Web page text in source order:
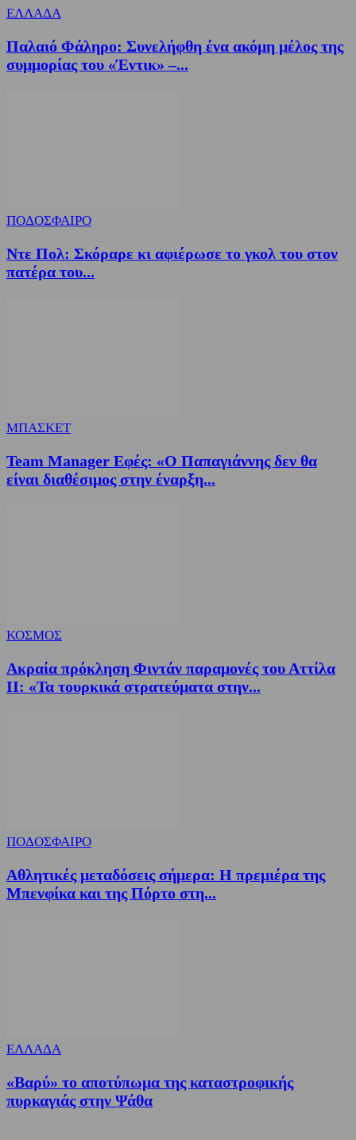
ΕΛΛΑΔΑ
Παλαιό Φάληρο: Συνελήφθη ένα ακόμη μέλος της
συμμορίας του «Έντικ» –...
ΠΟΔΟΣΦΑΙΡΟ
Ντε Πολ: Σκόραρε κι αφιέρωσε το γκολ του στον
πατέρα του...
ΜΠΑΣΚΕΤ
Team Manager Εφές: «Ο Παπαγιάννης δεν θα
είναι διαθέσιμος στην έναρξη...
ΚΟΣΜΟΣ
Ακραία πρόκληση Φιντάν παραμονές του Αττίλα
ΙΙ: «Τα τουρκικά στρατεύματα στην...
ΠΟΔΟΣΦΑΙΡΟ
Αθλητικές μεταδόσεις σήμερα: Η πρεμιέρα της
Μπενφίκα και της Πόρτο στη...
ΕΛΛΑΔΑ
«Βαρύ» το αποτύπωμα της καταστροφικής
πυρκαγιάς στην Ψάθα